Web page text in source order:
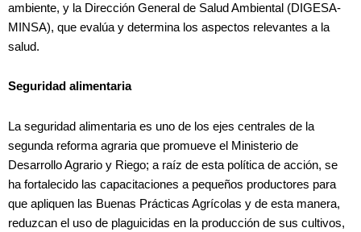
ambiente, y la Dirección General de Salud Ambiental (DIGESA-
MINSA), que evalúa y determina los aspectos relevantes a la
salud.
Seguridad alimentaria
La seguridad alimentaria es uno de los ejes centrales de la
segunda reforma agraria que promueve el Ministerio de
Desarrollo Agrario y Riego; a raíz de esta política de acción, se
ha fortalecido las capacitaciones a pequeños productores para
que apliquen las Buenas Prácticas Agrícolas y de esta manera,
reduzcan el uso de plaguicidas en la producción de sus cultivos,